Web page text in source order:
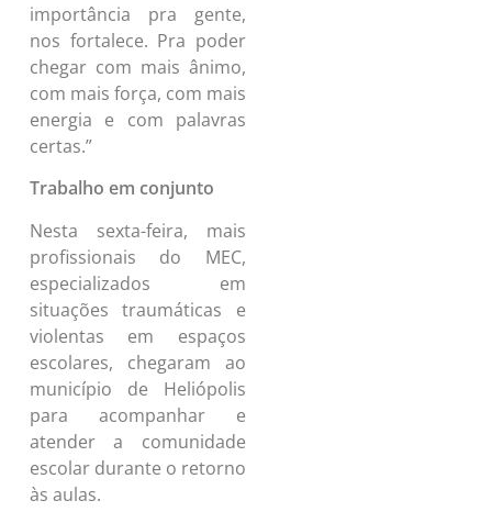
importância pra gente,
nos fortalece. Pra poder
chegar com mais ânimo,
com mais força, com mais
energia e com palavras
certas.”
Trabalho em conjunto
Nesta sexta-feira, mais
profissionais do MEC,
especializados em
situações traumáticas e
violentas em espaços
escolares, chegaram ao
município de Heliópolis
para acompanhar e
atender a comunidade
escolar durante o retorno
às aulas.